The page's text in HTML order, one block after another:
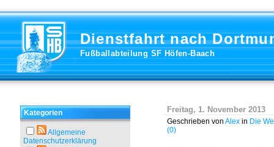
Dienstfahrt nach
Fußballabteilung SF Höfen-Baach
Kategorien
Allgemeine
Datenschutzerklärung
Freitag, 1. November 2013
Geschrieben von Alex in Die
(0)